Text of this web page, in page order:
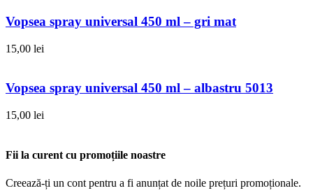
Vopsea spray universal 450 ml – gri mat
15,00 lei
Vopsea spray universal 450 ml – albastru 5013
15,00 lei
Fii la curent cu promoțiile noastre
Creează-ți un cont pentru a fi anunțat de noile prețuri promoționale.